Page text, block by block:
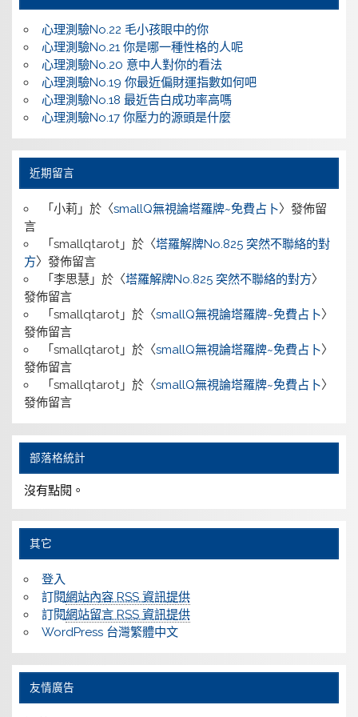
心理測驗No.22 毛小孩眼中的你
心理測驗No.21 你是哪一種性格的人呢
心理測驗No.20 意中人對你的看法
心理測驗No.19 你最近偏財運指數如何吧
心理測驗No.18 最近告白成功率高嗎
心理測驗No.17 你壓力的源頭是什麼
近期留言
「 小莉」於〈smallQ無視論塔羅牌~免費占卜〉發佈留
言
「 smallqtarot」於〈塔羅解牌No.825 突然不聯絡的對
方〉發佈留言
「 李思慧」於〈塔羅解牌No.825 突然不聯絡的對方〉
發佈留言
「 smallqtarot」於〈smallQ無視論塔羅牌~免費占卜〉
發佈留言
「 smallqtarot」於〈smallQ無視論塔羅牌~免費占卜〉
發佈留言
「 smallqtarot」於〈smallQ無視論塔羅牌~免費占卜〉
發佈留言
部落格統計
沒有點閱。
其它
登入
訂閱網站內容 RSS 資訊提供
訂閱網站留言 RSS 資訊提供
WordPress 台灣繁體中文
友情廣告